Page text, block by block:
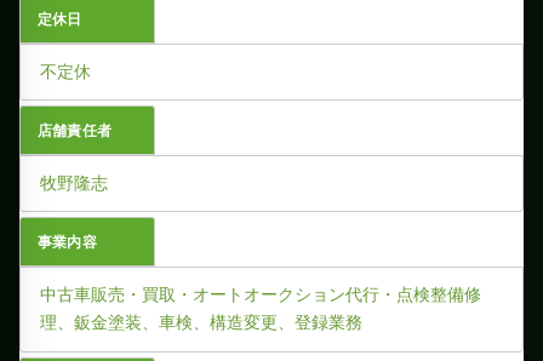
定休日
不定休
店舗責任者
牧野隆志
事業内容
中古車販売・買取・オートオークション代行・点検整備修
理、鈑金塗装、車検、構造変更、登録業務